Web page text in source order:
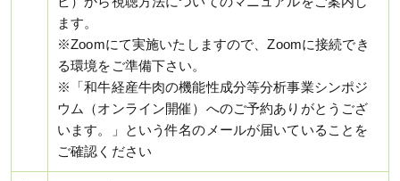
ます。
※Zoomにて実施いたしますので、Zoomに接続でき
る環境をご準備下さい。
※「和牛経産牛肉の機能性成分等分析事業シンポジ
ウム（オンライン開催）へのご予約ありがとうござ
います。」という件名のメールが届いていることを
ご確認ください